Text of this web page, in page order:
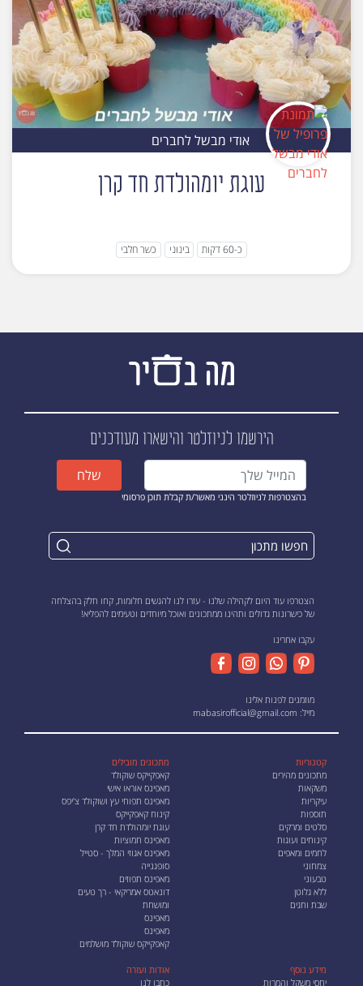
אודי מבשל לחברים
עוגת יומהולדת חד קרן
כ-60 דקות בינוני כשר חלבי
הירשמו לניוזלטרוהישארו מעודכנים
בהצטרפות לניוזלטר הינני מאשר/ת קבלת תוכן פרסומי
שלח
הצטרפו עוד היום לקהילה שלנו - עזרו לנו להגשים חלומות, קחו חלק בהצלחה
של כישרונות גדולים ותהינו ממתכונים ואוכל מיוחדים וטעימים להפליא!
עקבו אחרינו
מוזמנים לפנות אלינו
מייל: mabasirofficial@gmail.com
קטגוריות
מתכונים מהירים
משקאות
עיקריות
תוספות
סלטים ומרקים
קינוחים ועוגות
לחמים ומאפים
צמחוני
טבעוני
ללא גלוטן
שבת וחגים
מתכונים מובילים
קאפקייקס שוקולד
מאפינס אוראו אישי
מאפינס תפוחי עץ ושוקולד צ'יפס
קינוח קאפקייקס
עוגת יומהולדת חד קרן
מאפינס חמוציות
מאפינס אגוזי המלך - סטייל
סופגנייה
מאפינס תפוזים
דונאטס אמריקאי - רך טעים
ומושחת
מאפינס
מאפינס
קאפקייקס שוקולד מושלמים
מידע נוסף
יחסי משקל והמרות
אודות ועזרה
כתבו לנו